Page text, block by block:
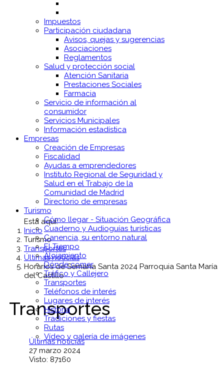
Impuestos
Participación ciudadana
Avisos, quejas y sugerencias
Asociaciones
Reglamentos
Salud y protección social
Atención Sanitaria
Prestaciones Sociales
Farmacia
Servicio de información al
consumidor
Servicios Municipales
Información estadística
Empresas
Creación de Empresas
Fiscalidad
Ayudas a emprendedores
Instituto Regional de Seguridad y
Salud en el Trabajo de la
Comunidad de Madrid
Directorio de empresas
Turismo
Cómo llegar - Situación Geográfica
Cuaderno y Audioguías turísticas
Canencia, su entorno natural
El Tiempo
Alojamiento
Dónde comer
Tráfico y Callejero
Transportes
Teléfonos de interés
Lugares de interés
Historia
Tradiciones y fiestas
Rutas
Vídeo y galería de imágenes
Está aquí:
Inicio
Turismo
Transportes
Últimas noticias
Horarios de Semana Santa 2024 Parroquia Santa María
del Castillo
Transportes
Últimas noticias
27 marzo 2024
Visto: 87160